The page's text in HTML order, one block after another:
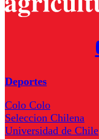
Deportes
Colo Colo
Seleccion Chilena
Universidad de Chile